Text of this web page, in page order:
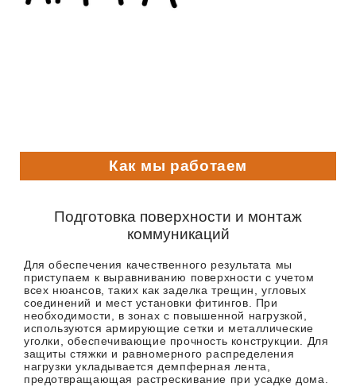
Как мы работаем
Подготовка поверхности и монтаж
коммуникаций
Для обеспечения качественного результата мы
приступаем к выравниванию поверхности с учетом
всех нюансов, таких как заделка трещин, угловых
соединений и мест установки фитингов. При
необходимости, в зонах с повышенной нагрузкой,
используются армирующие сетки и металлические
уголки, обеспечивающие прочность конструкции. Для
защиты стяжки и равномерного распределения
нагрузки укладывается демпферная лента,
предотвращающая растрескивание при усадке дома.